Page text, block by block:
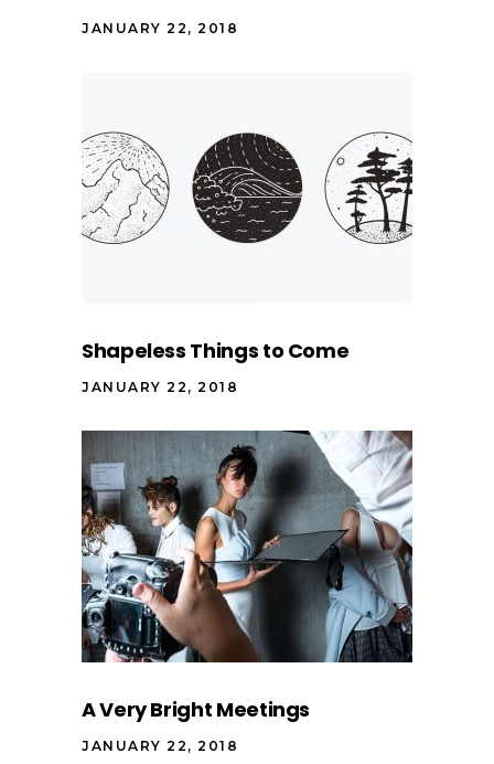
JANUARY 22, 2018
Shapeless Things to Come
JANUARY 22, 2018
A Very Bright Meetings
JANUARY 22, 2018